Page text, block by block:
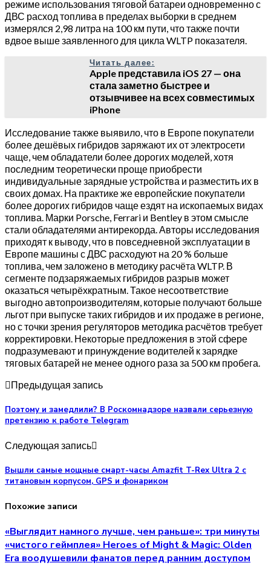
режиме использования тяговой батареи одновременно с
ДВС расход топлива в пределах выборки в среднем
измерялся 2,98 литра на 100 км пути, что также почти
вдвое выше заявленного для цикла WLTP показателя.
Читать далее:
Apple представила iOS 27 — она
стала заметно быстрее и
отзывчивее на всех совместимых
iPhone
Исследование также выявило, что в Европе покупатели
более дешёвых гибридов заряжают их от электросети
чаще, чем обладатели более дорогих моделей, хотя
последним теоретически проще приобрести
индивидуальные зарядные устройства и разместить их в
своих домах. На практике же европейские покупатели
более дорогих гибридов чаще ездят на ископаемых видах
топлива. Марки Porsche, Ferrari и Bentley в этом смысле
стали обладателями антирекорда. Авторы исследования
приходят к выводу, что в повседневной эксплуатации в
Европе машины с ДВС расходуют на 20 % больше
топлива, чем заложено в методику расчёта WLTP. В
сегменте подзаряжаемых гибридов разрыв может
оказаться четырёхкратным. Такое несоответствие
выгодно автопроизводителям, которые получают больше
льгот при выпуске таких гибридов и их продаже в регионе,
но с точки зрения регуляторов методика расчётов требует
корректировки. Некоторые предложения в этой сфере
подразумевают и принуждение водителей к зарядке
тяговых батарей не менее одного раза за 500 км пробега.
Предыдущая запись
Поэтому и замедлили? В Роскомнадзоре назвали серьезную
претензию к работе Telegram
Следующая запись
Вышли самые мощные смарт-часы Amazfit T-Rex Ultra 2 с
титановым корпусом, GPS и фонариком
Похожие записи
«Выглядит намного лучше, чем раньше»: три минуты
«чистого геймплея» Heroes of Might & Magic: Olden
Era воодушевили фанатов перед ранним доступом